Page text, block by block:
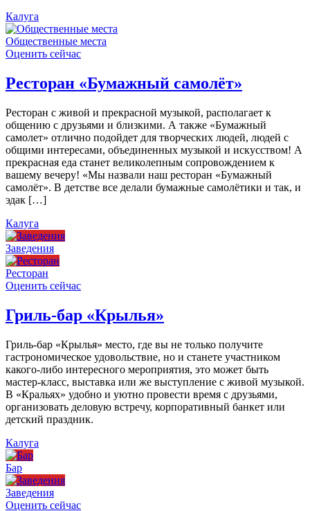
Калуга
Общественные места
Оценить сейчас
Ресторан «Бумажный самолёт»
Ресторан с живой и прекрасной музыкой, располагает к
общению с друзьями и близкими. А также «Бумажный
самолет» отлично подойдет для творческих людей, людей с
общими интересами, объединенных музыкой и искусством! А
прекрасная еда станет великолепным сопровождением к
вашему вечеру! «Мы назвали наш ресторан «Бумажный
самолёт». В детстве все делали бумажные самолётики и так, и
эдак […]
Калуга
Заведения
Ресторан
Оценить сейчас
Гриль-бар «Крылья»
Гриль-бар «Крылья» место, где вы не только получите
гастрономическое удовольствие, но и станете участником
какого-либо интересного мероприятия, это может быть
мастер-класс, выставка или же выступление с живой музыкой.
В «Кральях» удобно и уютно провести время с друзьями,
организовать деловую встречу, корпоративный банкет или
детский праздник.
Калуга
Бар
Заведения
Оценить сейчас